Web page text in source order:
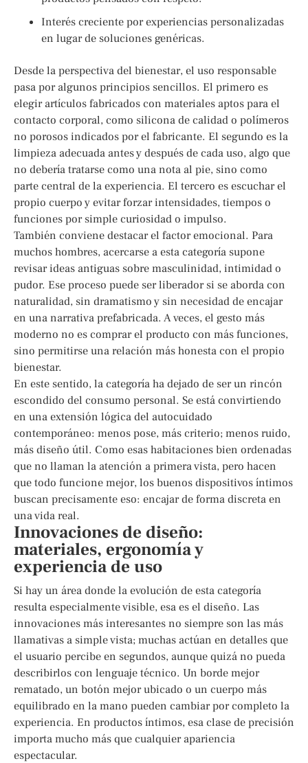
Interés creciente por experiencias personalizadas
en lugar de soluciones genéricas.
Desde la perspectiva del bienestar, el uso responsable
pasa por algunos principios sencillos. El primero es
elegir artículos fabricados con materiales aptos para el
contacto corporal, como silicona de calidad o polímeros
no porosos indicados por el fabricante. El segundo es la
limpieza adecuada antes y después de cada uso, algo que
no debería tratarse como una nota al pie, sino como
parte central de la experiencia. El tercero es escuchar el
propio cuerpo y evitar forzar intensidades, tiempos o
funciones por simple curiosidad o impulso.
También conviene destacar el factor emocional. Para
muchos hombres, acercarse a esta categoría supone
revisar ideas antiguas sobre masculinidad, intimidad o
pudor. Ese proceso puede ser liberador si se aborda con
naturalidad, sin dramatismo y sin necesidad de encajar
en una narrativa prefabricada. A veces, el gesto más
moderno no es comprar el producto con más funciones,
sino permitirse una relación más honesta con el propio
bienestar.
En este sentido, la categoría ha dejado de ser un rincón
escondido del consumo personal. Se está convirtiendo
en una extensión lógica del autocuidado
contemporáneo: menos pose, más criterio; menos ruido,
más diseño útil. Como esas habitaciones bien ordenadas
que no llaman la atención a primera vista, pero hacen
que todo funcione mejor, los buenos dispositivos íntimos
buscan precisamente eso: encajar de forma discreta en
una vida real.
Innovaciones de diseño:
materiales, ergonomía y
experiencia de uso
Si hay un área donde la evolución de esta categoría
resulta especialmente visible, esa es el diseño. Las
innovaciones más interesantes no siempre son las más
llamativas a simple vista; muchas actúan en detalles que
el usuario percibe en segundos, aunque quizá no pueda
describirlos con lenguaje técnico. Un borde mejor
rematado, un botón mejor ubicado o un cuerpo más
equilibrado en la mano pueden cambiar por completo la
experiencia. En productos íntimos, esa clase de precisión
importa mucho más que cualquier apariencia
espectacular.